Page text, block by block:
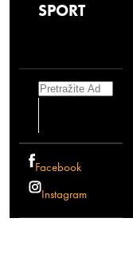
SPORT
Search
Facebook
Instagram